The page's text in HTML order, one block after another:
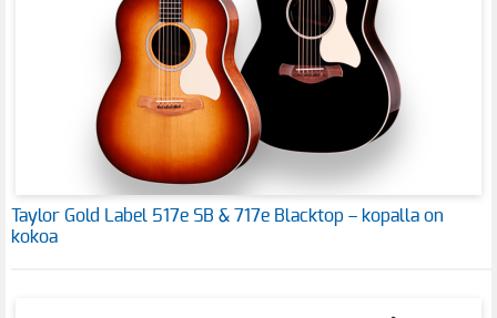
Taylor Gold Label 517e SB & 717e Blacktop – kopalla on
kokoa